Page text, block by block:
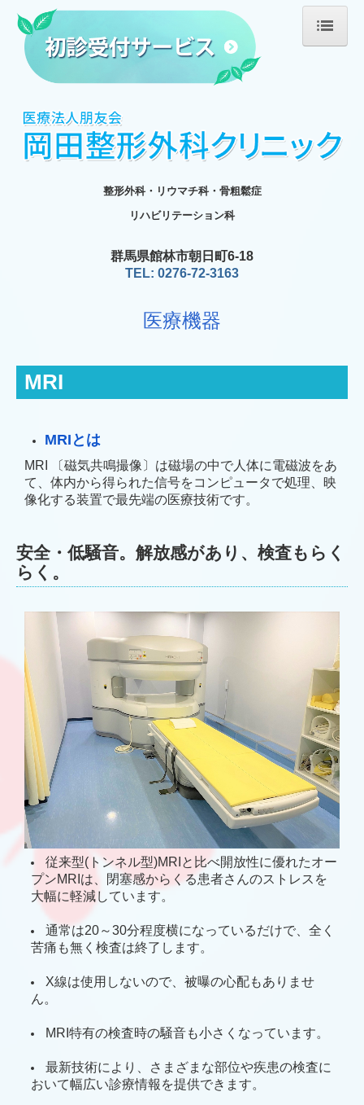
診療のご案内
リハビリテーション
整形外科・リウマチ科・骨粗鬆症
リハビリテーション科
群馬県館林市朝日町6-18
TEL: 0276-72-3163
医療機器
MRI
MRIとは
MRI 〔磁気共鳴撮像〕は磁場の中で人体に電磁波をあ
て、体内から得られた信号をコンピュータで処理、映
像化する装置で最先端の医療技術です。
安全・低騒音。解放感があり、検査もらく
らく。
従来型(トンネル型)MRIと比べ開放性に優れたオー
プンMRIは、閉塞感からくる患者さんのストレスを
大幅に軽減しています。
通常は20～30分程度横になっているだけで、全く
苦痛も無く検査は終了します。
X線は使用しないので、被曝の心配もありませ
ん。
MRI特有の検査時の騒音も小さくなっています。
最新技術により、さまざまな部位や疾患の検査に
おいて幅広い診療情報を提供できます。